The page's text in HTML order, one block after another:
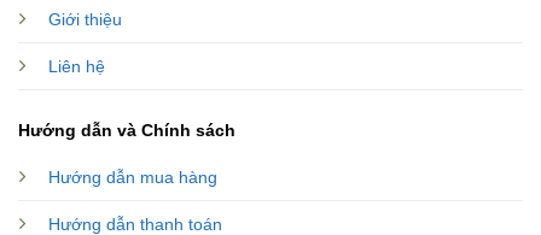
Giới thiệu
Liên hệ
Hướng dẫn và Chính sách
Hướng dẫn mua hàng
Hướng dẫn thanh toán